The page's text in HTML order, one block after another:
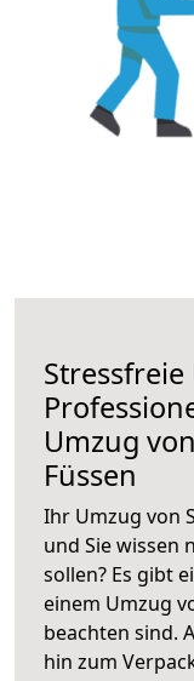
Stressfreie
Umzug
Füssen
Ihr Umzug von
und Sie wissen
sollen? Es gibt
einem Umzug
beachten sind.
hin zum